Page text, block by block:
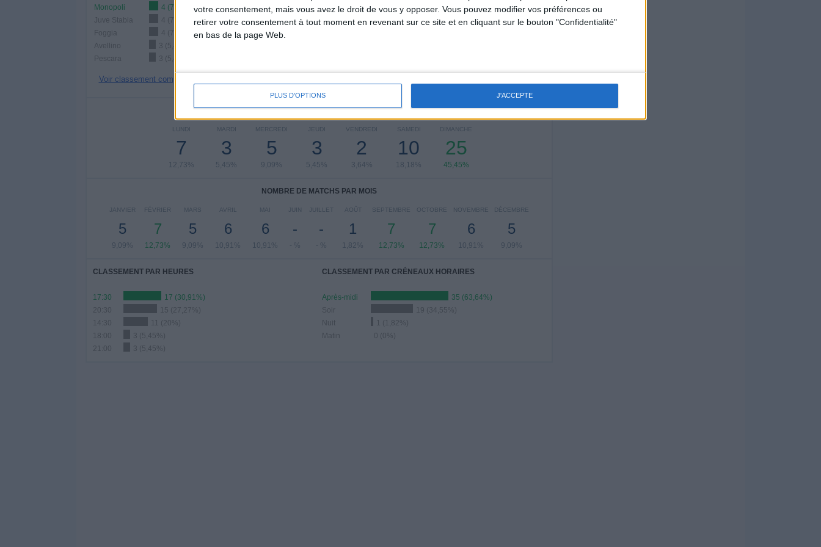
votre consentement, mais vous avez le droit de vous y opposer. Vous pouvez modifier vos préférences ou
retirer votre consentement à tout moment en revenant sur ce site et en cliquant sur le bouton "Confidentialité"
en bas de la page Web.
PLUS D'OPTIONS J'ACCEPTE
Monopoli
4 (7,27%)
Juve Stabia
4 (7,27%)
Foggia
4 (7,27%)
Avellino
3 (5,45%)
Pescara
3 (5,45%)
Voir classement complet
Serie C - Promotion - Play Offs
53 (96,36%)
Coppa Italia Serie C
1 (1,82%)
NOMBRE DE MATCHS PAR JOUR DE LA SEMAINE
LUNDI
7
12,73%
MARDI
3
5,45%
MERCREDI
5
9,09%
JEUDI
3
5,45%
VENDREDI
2
3,64%
SAMEDI
10
18,18%
DIMANCHE
25
45,45%
NOMBRE DE MATCHS PAR MOIS
JANVIER
5
9,09%
FÉVRIER
7
12,73%
MARS
5
9,09%
AVRIL
6
10,91%
MAI
6
10,91%
JUIN
-
- %
JUILLET
-
- %
AOÛT
1
1,82%
SEPTEMBRE
7
12,73%
OCTOBRE
7
12,73%
NOVEMBRE
6
10,91%
DÉCEMBRE
5
9,09%
CLASSEMENT PAR HEURES
17:30
17 (30,91%)
20:30
15 (27,27%)
14:30
11 (20%)
18:00
3 (5,45%)
21:00
3 (5,45%)
CLASSEMENT PAR CRÉNEAUX HORAIRES
Après-midi
35 (63,64%)
Soir
19 (34,55%)
Nuit
1 (1,82%)
Matin
0 (0%)